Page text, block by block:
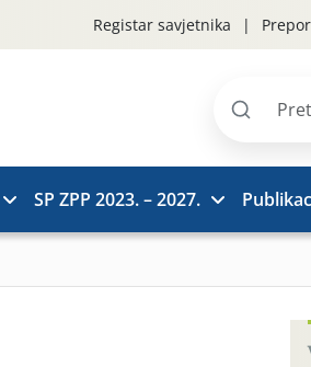
Registar savjetnika
Pretraži
SP ZPP 2023. – 2027.